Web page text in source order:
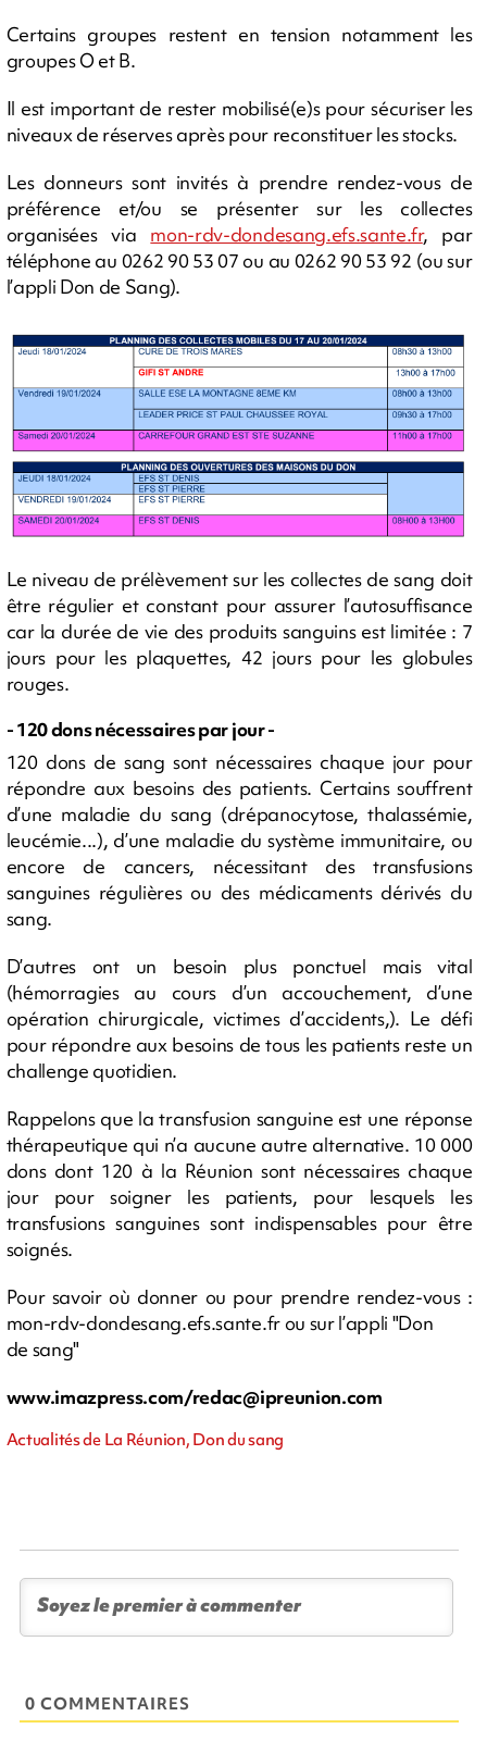
Certains groupes restent en tension notamment les
groupes O et B.
Il est important de rester mobilisé(e)s pour sécuriser les
niveaux de réserves après pour reconstituer les stocks.
Les donneurs sont invités à prendre rendez-vous de
préférence et/ou se présenter sur les collectes
organisées via mon-rdv-dondesang.efs.sante.fr, par
téléphone au 0262 90 53 07 ou au 0262 90 53 92 (ou sur
l’appli Don de Sang).
Le niveau de prélèvement sur les collectes de sang doit
être régulier et constant pour assurer l’autosuffisance
car la durée de vie des produits sanguins est limitée : 7
jours pour les plaquettes, 42 jours pour les globules
rouges.
- 120 dons nécessaires par jour -
120 dons de sang sont nécessaires chaque jour pour
répondre aux besoins des patients. Certains souffrent
d’une maladie du sang (drépanocytose, thalassémie,
leucémie...), d’une maladie du système immunitaire, ou
encore de cancers, nécessitant des transfusions
sanguines régulières ou des médicaments dérivés du
sang.
D’autres ont un besoin plus ponctuel mais vital
(hémorragies au cours d’un accouchement, d’une
opération chirurgicale, victimes d’accidents,). Le défi
pour répondre aux besoins de tous les patients reste un
challenge quotidien.
Rappelons que la transfusion sanguine est une réponse
thérapeutique qui n’a aucune autre alternative. 10 000
dons dont 120 à la Réunion sont nécessaires chaque
jour pour soigner les patients, pour lesquels les
transfusions sanguines sont indispensables pour être
soignés.
Pour savoir où donner ou pour prendre rendez-vous :
mon-rdv-dondesang.efs.sante.fr ou sur l’appli "Don
de sang"
www.imazpress.com/redac@ipreunion.com
Actualités de La Réunion, Don du sang
0 COMMENTAIRES